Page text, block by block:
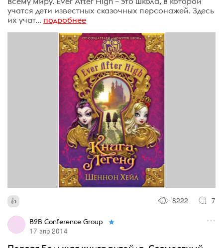
учатся дети известных сказочных персонажей. Здесь
их учат... подробнее
8222 7
B2B Conference Group
17 апр 2014